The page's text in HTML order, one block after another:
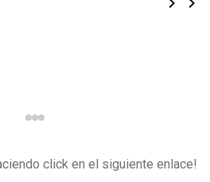
click en el siguiente enlace!